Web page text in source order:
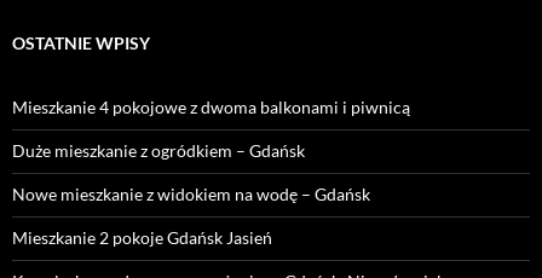
OSTATNIE WPISY
Mieszkanie 4 pokojowe z dwoma balkonami i piwnicą
Duże mieszkanie z ogródkiem – Gdańsk
Nowe mieszkanie z widokiem na wodę – Gdańsk
Mieszkanie 2 pokoje Gdańsk Jasień